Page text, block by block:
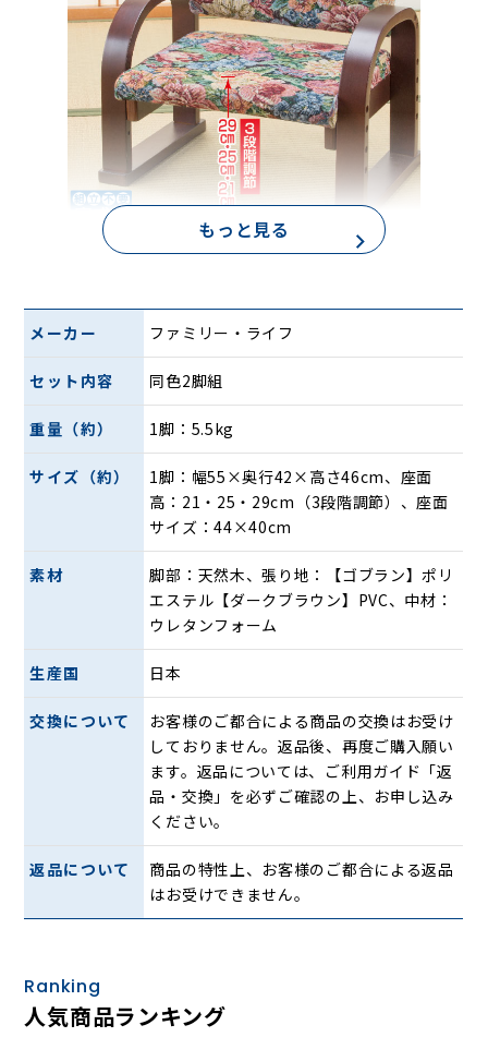
もっと見る
メーカー ファミリー・ライフ
セット内容 同色2脚組
重量（約） 1脚：5.5kg
サイズ（約）
1脚：幅55×奥行42×高さ46cm、座面
高：21・25・29cm（3段階調節）、座面
サイズ：44×40cm
素材
脚部：天然木、張り地：【ゴブラン】ポリ
エステル【ダークブラウン】PVC、中材：
ウレタンフォーム
生産国 日本
交換について
お客様のご都合による商品の交換はお受け
しておりません。返品後、再度ご購入願い
ます。返品については、ご利用ガイド「返
品・交換」を必ずご確認の上、お申し込み
ください。
返品について
商品の特性上、お客様のご都合による返品
はお受けできません。
Ranking
人気商品ランキング